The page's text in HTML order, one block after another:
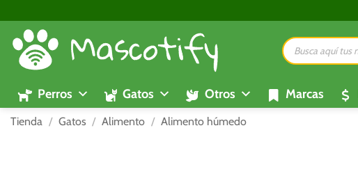
al
contenido
Búsqueda
de
productos
Perros Gatos Otros Marcas
Tienda / Gatos / Alimento / Alimento húmedo